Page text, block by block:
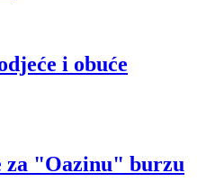
i obuće
za "Oazinu" burzu